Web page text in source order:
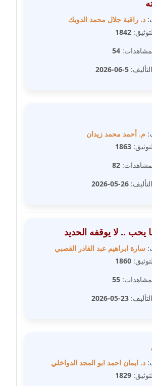
الأمير
عزة بركة
عطا الله حسب الله
عفاف حسين
علا ابو السعادات
علا الأزوك
علاء سرحان
علي الصادق
عماد مصباح
د. راقية جلال محمد الدويك
1842
54
5-06-2026
م. أحمد محمد زيدان
1863
82
26-05-2026
يحب .. لا يوقفه الحديد
سارة ابراهيم عبد القادر القصبي
1860
55
23-05-2026
د. ايمان احمد ابو المجد الدواخلي
1829